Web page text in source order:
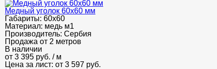
Медный уголок 60х60 мм
Габариты: 60х60
Материал: медь м1
Производитель: Сербия
Продажа от 2 метров
В наличии
от 3 395 руб. / м
Цена за лист: от 3 597 руб.